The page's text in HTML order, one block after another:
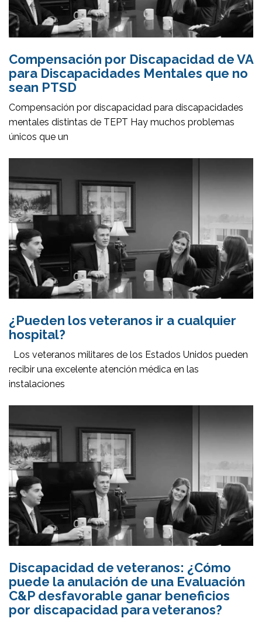
Compensación por Discapacidad de VA
para Discapacidades Mentales que no
sean PTSD
Compensación por discapacidad para discapacidades
mentales distintas de TEPT Hay muchos problemas
únicos que un
¿Pueden los veteranos ir a cualquier
hospital?
Los veteranos militares de los Estados Unidos pueden
recibir una excelente atención médica en las
instalaciones
Discapacidad de veteranos: ¿Cómo
puede la anulación de una Evaluación
C&P desfavorable ganar beneficios
por discapacidad para veteranos?